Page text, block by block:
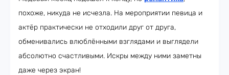
похоже, никуда не исчезла. На мероприятии певица и
актёр практически не отходили друг от друга,
обменивались влюблёнными взглядами и выглядели
абсолютно счастливыми. Искры между ними заметны
даже через экран!